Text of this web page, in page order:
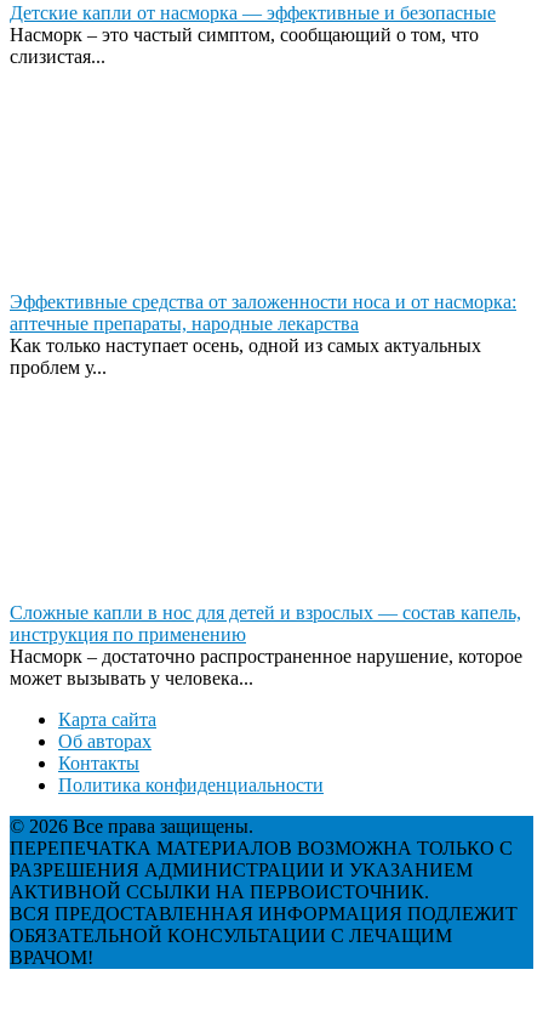
Детские капли от насморка — эффективные и безопасные
Насморк – это частый симптом, сообщающий о том, что
слизистая...
Эффективные средства от заложенности носа и от насморка:
аптечные препараты, народные лекарства
Как только наступает осень, одной из самых актуальных
проблем у...
Сложные капли в нос для детей и взрослых — состав капель,
инструкция по применению
Насморк – достаточно распространенное нарушение, которое
может вызывать у человека...
Карта сайта
Об авторах
Контакты
Политика конфиденциальности
© 2026 Все права защищены.
ПЕРЕПЕЧАТКА МАТЕРИАЛОВ ВОЗМОЖНА ТОЛЬКО С
РАЗРЕШЕНИЯ АДМИНИСТРАЦИИ И УКАЗАНИЕМ
АКТИВНОЙ ССЫЛКИ НА ПЕРВОИСТОЧНИК.
ВСЯ ПРЕДОСТАВЛЕННАЯ ИНФОРМАЦИЯ ПОДЛЕЖИТ
ОБЯЗАТЕЛЬНОЙ КОНСУЛЬТАЦИИ С ЛЕЧАЩИМ
ВРАЧОМ!